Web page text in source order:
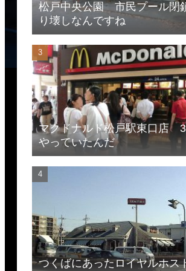
松戸中央公園 市民プール閉
り壊しなんですね
マクドナルド松戸駅東口店
やっていたんだ
つくばにあったロイヤルホス